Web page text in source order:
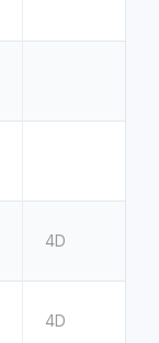
4D
4D